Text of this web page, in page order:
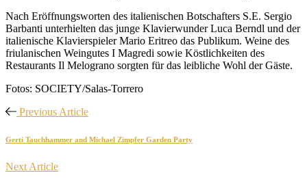
Nach Eröffnungsworten des italienischen Botschafters S.E. Sergio
Barbanti unterhielten das junge Klavierwunder Luca Berndl und der
italienische Klavierspieler Mario Eritreo das Publikum. Weine des
friulanischen Weingutes I Magredi sowie Köstlichkeiten des
Restaurants Il Melograno sorgten für das leibliche Wohl der Gäste.
Fotos: SOCIETY/Salas-Torrero
Previous Article
Gerti Tauchhammer and Michael Zimpfer Garden Party
Next Article